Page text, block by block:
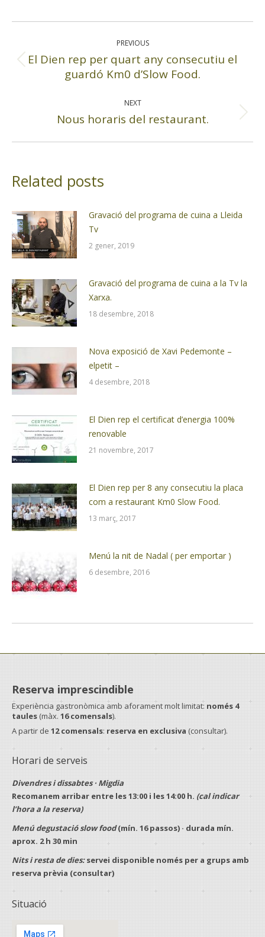
Post
PREVIOUS
Previous
post:
El Dien rep per quart any consecutiu el
guardó Km0 d’Slow Food.
NEXT
Next
Nous horaris del restaurant.
Related posts
Gravació del programa de cuina a Lleida
Tv
2 gener, 2019
Gravació del programa de cuina a la Tv la
Xarxa.
18 desembre, 2018
Nova exposició de Xavi Pedemonte –
elpetit –
4 desembre, 2018
El Dien rep el certificat d’energia 100%
renovable
21 novembre, 2017
El Dien rep per 8 any consecutiu la placa
com a restaurant Km0 Slow Food.
13 març, 2017
Menú la nit de Nadal ( per emportar )
6 desembre, 2016
Reserva imprescindible
Experiència gastronòmica amb aforament molt limitat: només 4
taules (màx. 16 comensals).
A partir de 12 comensals: reserva en exclusiva (consultar).
Horari de serveis
Divendres i dissabtes · Migdia
Recomanem arribar entre les13:00 i les14:00 h. (cal indicar
l’hora a la reserva)
Menú degustació slow food(mín. 16 passos) · durada mín.
aprox. 2 h 30 min
Nits i resta de dies:servei disponible només per a grups amb
reserva prèvia (consultar)
Situació